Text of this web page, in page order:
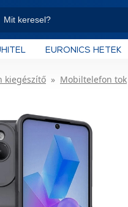
EURONICS HETEK
kiegészítő Mobiltelefon tok